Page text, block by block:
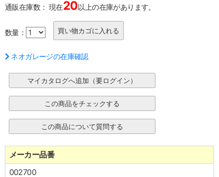
通販在庫数： 現在20以上の在庫があります。
数量：
ネオガレージの在庫確認
メーカー品番
002700